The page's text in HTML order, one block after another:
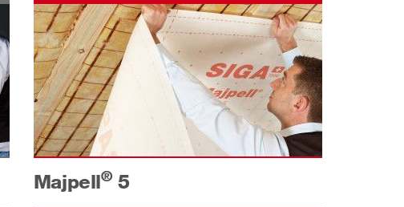
Majpell®5